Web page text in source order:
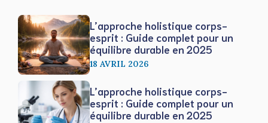
L’approche holistique corps-
esprit : Guide complet pour un
équilibre durable en 2025
18 AVRIL 2026
L’approche holistique corps-
esprit : Guide complet pour un
équilibre durable en 2025